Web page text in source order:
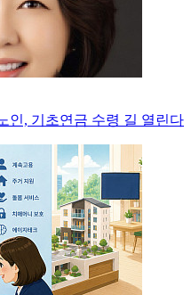
인, 기초연금 수령 길 열린다